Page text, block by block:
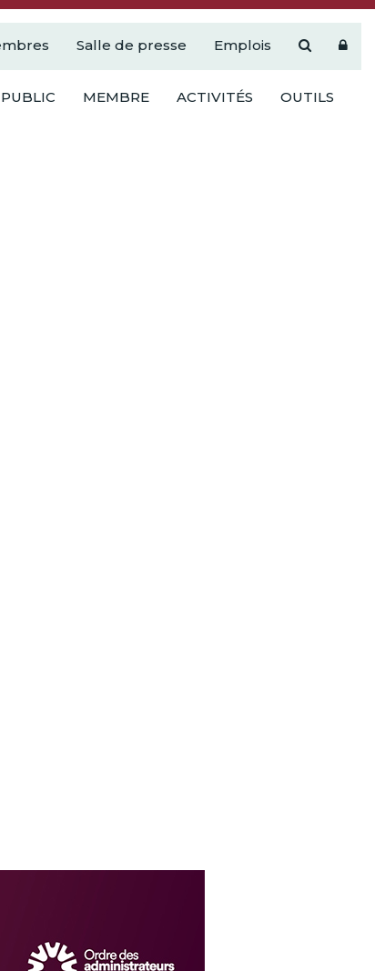
Salle de presse Emplois
MEMBRE ACTIVITÉS OUTILS